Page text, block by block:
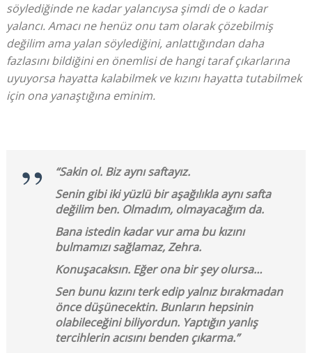
söylediğinde ne kadar yalancıysa şimdi de o kadar
yalancı. Amacı ne henüz onu tam olarak çözebilmiş
değilim ama yalan söylediğini, anlattığından daha
fazlasını bildiğini en önemlisi de hangi taraf çıkarlarına
uyuyorsa hayatta kalabilmek ve kızını hayatta tutabilmek
için ona yanaştığına eminim.
“Sakin ol. Biz aynı saftayız.
Senin gibi iki yüzlü bir aşağılıkla aynı safta
değilim ben. Olmadım, olmayacağım da.
Bana istedin kadar vur ama bu kızını
bulmamızı sağlamaz, Zehra.
Konuşacaksın. Eğer ona bir şey olursa…
Sen bunu kızını terk edip yalnız bırakmadan
önce düşünecektin. Bunların hepsinin
olabileceğini biliyordun. Yaptığın yanlış
tercihlerin acısını benden çıkarma.”